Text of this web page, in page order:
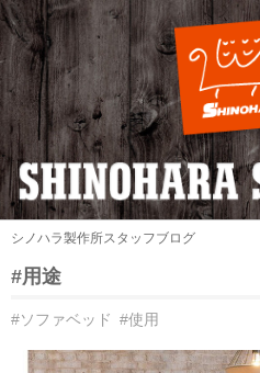
シノハラ製作所スタッフブログ
#用途
#ソファベッド #使用